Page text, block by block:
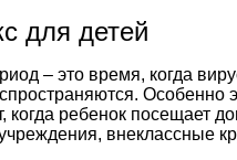
для детей
– это время, когда
Особенно
когда ребенок посещает
внеклассные